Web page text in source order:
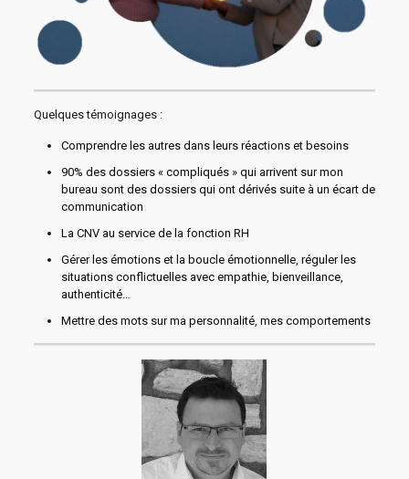
Quelques témoignages :
Comprendre les autres dans leurs réactions et besoins
90% des dossiers « compliqués » qui arrivent sur mon
bureau sont des dossiers qui ont dérivés suite à un écart de
communication
La CNV au service de la fonction RH
Gérer les émotions et la boucle émotionnelle, réguler les
situations conflictuelles avec empathie, bienveillance,
authenticité…
Mettre des mots sur ma personnalité, mes comportements